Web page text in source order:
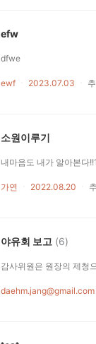
efw
dfwe
ewf 2023.07.03
소원이루기
가연 2022.08.20
야유회 보고 (6)
daehm.jang@gmail.com